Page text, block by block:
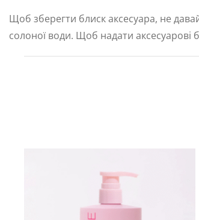
Щоб зберегти блиск аксесуара, не
солоної води. Щоб надати аксесуарові